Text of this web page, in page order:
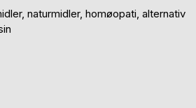
naturmidler, homøopati, alternativ